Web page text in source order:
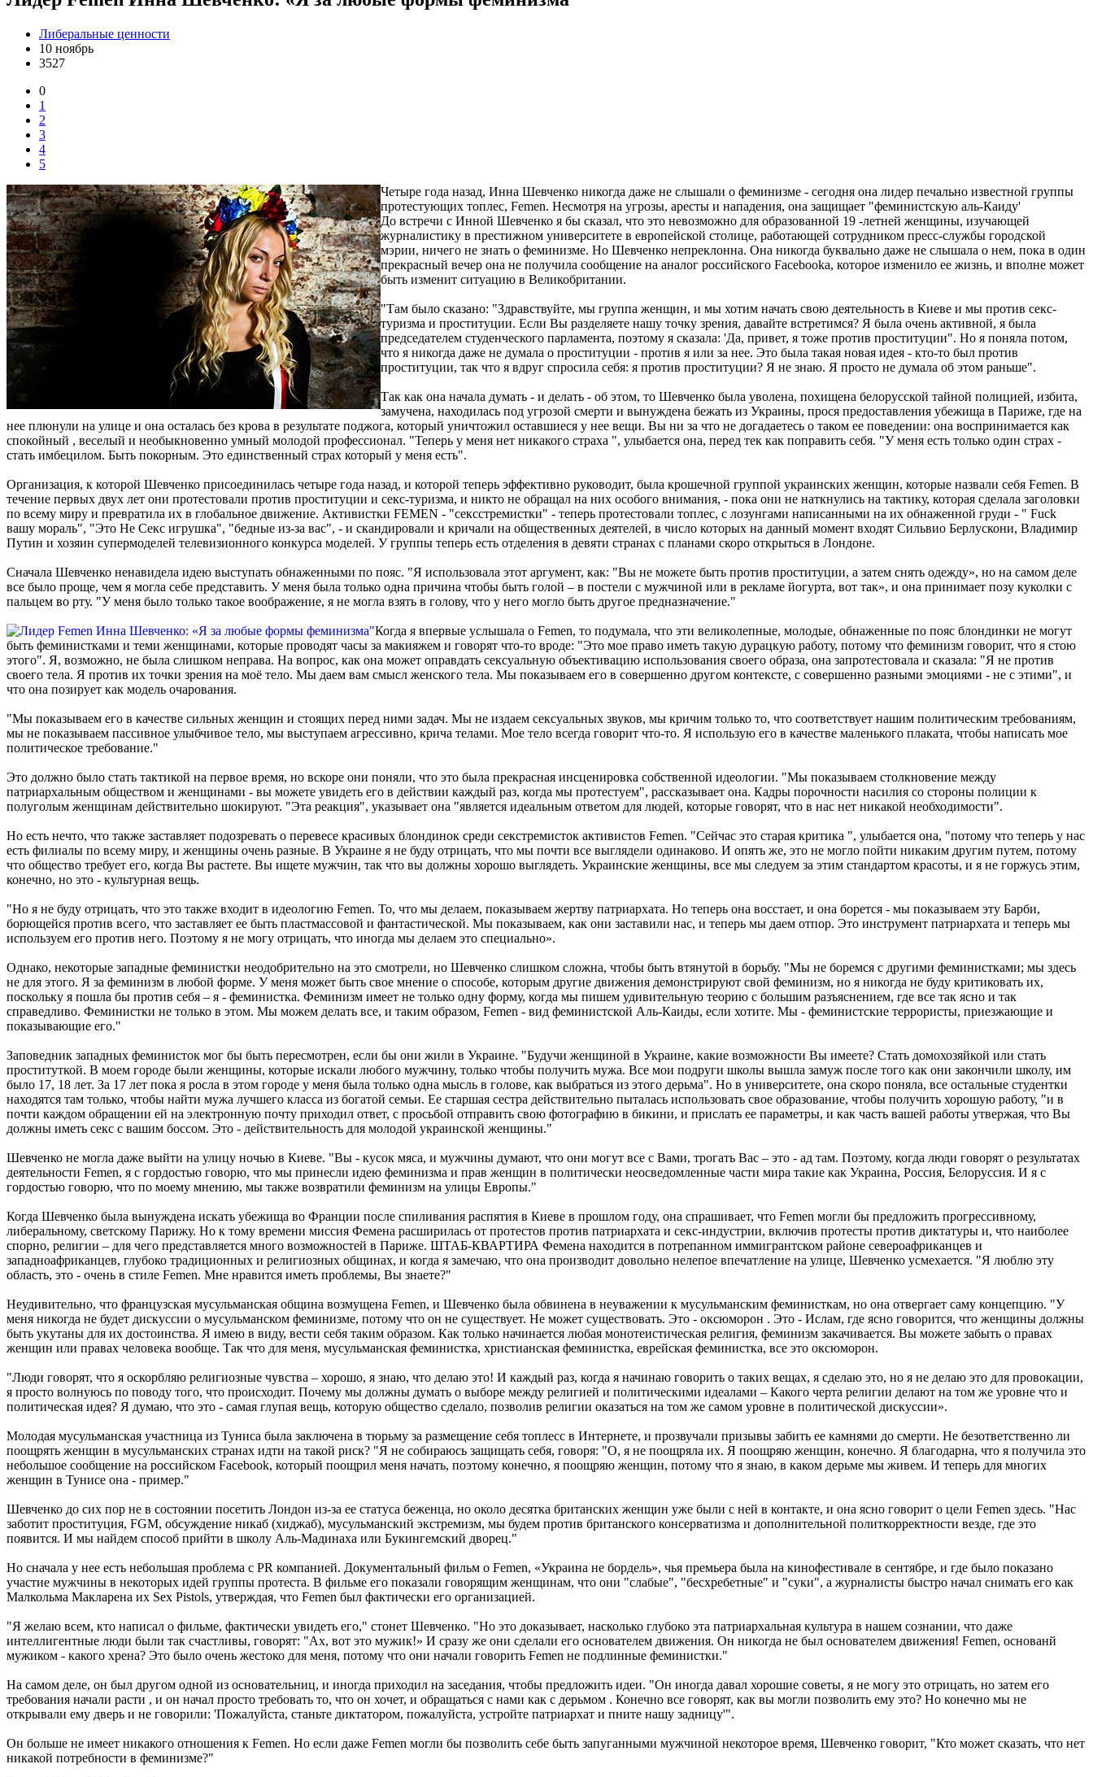
Либеральные ценности
10 ноябрь
3527
0
1
2
3
4
5
Четыре года назад, Инна Шевченко никогда даже не слышали о феминизме - сегодня она лидер печально известной группы
протестующих топлес, Femen. Несмотря на угрозы, аресты и нападения, она защищает "феминистскую аль-Каиду'
До встречи с Инной Шевченко я бы сказал, что это невозможно для образованной 19 -летней женщины, изучающей
журналистику в престижном университете в европейской столице, работающей сотрудником пресс-службы городской
мэрии, ничего не знать о феминизме. Но Шевченко непреклонна. Она никогда буквально даже не слышала о нем, пока в один
прекрасный вечер она не получила сообщение на аналог российского Facebookа, которое изменило ее жизнь, и вполне может
быть изменит ситуацию в Великобритании.
"Там было сказано: "Здравствуйте, мы группа женщин, и мы хотим начать свою деятельность в Киеве и мы против секс-
туризма и проституции. Если Вы разделяете нашу точку зрения, давайте встретимся? Я была очень активной, я была
председателем студенческого парламента, поэтому я сказала: 'Да, привет, я тоже против проституции". Но я поняла потом,
что я никогда даже не думала о проституции - против я или за нее. Это была такая новая идея - кто-то был против
проституции, так что я вдруг спросила себя: я против проституции? Я не знаю. Я просто не думала об этом раньше".
Так как она начала думать - и делать - об этом, то Шевченко была уволена, похищена белорусской тайной полицией, избита,
замучена, находилась под угрозой смерти и вынуждена бежать из Украины, прося предоставления убежища в Париже, где на
нее плюнули на улице и она осталась без крова в результате поджога, который уничтожил оставшиеся у нее вещи. Вы ни за что не догадаетесь о таком ее поведении: она воспринимается как
спокойный , веселый и необыкновенно умный молодой профессионал. "Теперь у меня нет никакого страха ", улыбается она, перед тек как поправить себя. "У меня есть только один страх -
стать имбецилом. Быть покорным. Это единственный страх который у меня есть".
Организация, к которой Шевченко присоединилась четыре года назад, и которой теперь эффективно руководит, была крошечной группой украинских женщин, которые назвали себя Femen. В
течение первых двух лет они протестовали против проституции и секс-туризма, и никто не обращал на них особого внимания, - пока они не наткнулись на тактику, которая сделала заголовки
по всему миру и превратила их в глобальное движение. Активистки FEMEN - "сексстремистки" - теперь протестовали топлес, с лозунгами написанными на их обнаженной груди - " Fuck
вашу мораль", "Это Не Секс игрушка", "бедные из-за вас", - и скандировали и кричали на общественных деятелей, в число которых на данный момент входят Сильвио Берлускони, Владимир
Путин и хозяин супермоделей телевизионного конкурса моделей. У группы теперь есть отделения в девяти странах с планами скоро открыться в Лондоне.
Сначала Шевченко ненавидела идею выступать обнаженными по пояс. "Я использовала этот аргумент, как: "Вы не можете быть против проституции, а затем снять одежду», но на самом деле
все было проще, чем я могла себе представить. У меня была только одна причина чтобы быть голой – в постели с мужчиной или в рекламе йогурта, вот так», и она принимает позу куколки с
пальцем во рту. "У меня было только такое воображение, я не могла взять в голову, что у него могло быть другое предназначение."
Когда я впервые услышала о Femen, то подумала, что эти великолепные, молодые, обнаженные по пояс блондинки не могут
быть феминистками и теми женщинами, которые проводят часы за макияжем и говорят что-то вроде: "Это мое право иметь такую дурацкую работу, потому что феминизм говорит, что я стою
этого". Я, возможно, не была слишком неправа. На вопрос, как она может оправдать сексуальную объективацию использования своего образа, она запротестовала и сказала: "Я не против
своего тела. Я против их точки зрения на моё тело. Мы даем вам смысл женского тела. Мы показываем его в совершенно другом контексте, с совершенно разными эмоциями - не с этими", и
что она позирует как модель очарования.
"Мы показываем его в качестве сильных женщин и стоящих перед ними задач. Мы не издаем сексуальных звуков, мы кричим только то, что соответствует нашим политическим требованиям,
мы не показываем пассивное улыбчивое тело, мы выступаем агрессивно, крича телами. Мое тело всегда говорит что-то. Я использую его в качестве маленького плаката, чтобы написать мое
политическое требование."
Это должно было стать тактикой на первое время, но вскоре они поняли, что это была прекрасная инсценировка собственной идеологии. "Мы показываем столкновение между
патриархальным обществом и женщинами - вы можете увидеть его в действии каждый раз, когда мы протестуем", рассказывает она. Кадры порочности насилия со стороны полиции к
полуголым женщинам действительно шокируют. "Эта реакция", указывает она "является идеальным ответом для людей, которые говорят, что в нас нет никакой необходимости".
Но есть нечто, что также заставляет подозревать о перевесе красивых блондинок среди секстремисток активистов Femen. "Сейчас это старая критика ", улыбается она, "потому что теперь у нас
есть филиалы по всему миру, и женщины очень разные. В Украине я не буду отрицать, что мы почти все выглядели одинаково. И опять же, это не могло пойти никаким другим путем, потому
что общество требует его, когда Вы растете. Вы ищете мужчин, так что вы должны хорошо выглядеть. Украинские женщины, все мы следуем за этим стандартом красоты, и я не горжусь этим,
конечно, но это - культурная вещь.
"Но я не буду отрицать, что это также входит в идеологию Femen. То, что мы делаем, показываем жертву патриархата. Но теперь она восстает, и она борется - мы показываем эту Барби,
борющейся против всего, что заставляет ее быть пластмассовой и фантастической. Мы показываем, как они заставили нас, и теперь мы даем отпор. Это инструмент патриархата и теперь мы
используем его против него. Поэтому я не могу отрицать, что иногда мы делаем это специально».
Однако, некоторые западные феминистки неодобрительно на это смотрели, но Шевченко слишком сложна, чтобы быть втянутой в борьбу. "Мы не боремся с другими феминистками; мы здесь
не для этого. Я за феминизм в любой форме. У меня может быть свое мнение о способе, которым другие движения демонстрируют свой феминизм, но я никогда не буду критиковать их,
поскольку я пошла бы против себя – я - феминистка. Феминизм имеет не только одну форму, когда мы пишем удивительную теорию с большим разъяснением, где все так ясно и так
справедливо. Феминистки не только в этом. Мы можем делать все, и таким образом, Femen - вид феминистской Аль-Каиды, если хотите. Мы - феминистские террористы, приезжающие и
показывающие его."
Заповедник западных феминисток мог бы быть пересмотрен, если бы они жили в Украине. "Будучи женщиной в Украине, какие возможности Вы имеете? Стать домохозяйкой или стать
проституткой. В моем городе были женщины, которые искали любого мужчину, только чтобы получить мужа. Все мои подруги школы вышла замуж после того как они закончили школу, им
было 17, 18 лет. За 17 лет пока я росла в этом городе у меня была только одна мысль в голове, как выбраться из этого дерьма". Но в университете, она скоро поняла, все остальные студентки
находятся там только, чтобы найти мужа лучшего класса из богатой семьи. Ее старшая сестра действительно пыталась использовать свое образование, чтобы получить хорошую работу, "и в
почти каждом обращении ей на электронную почту приходил ответ, с просьбой отправить свою фотографию в бикини, и прислать ее параметры, и как часть вашей работы утвержая, что Вы
должны иметь секс с вашим боссом. Это - действительность для молодой украинской женщины."
Шевченко не могла даже выйти на улицу ночью в Киеве. "Вы - кусок мяса, и мужчины думают, что они могут все с Вами, трогать Вас – это - ад там. Поэтому, когда люди говорят о результатах
деятельности Femen, я с гордостью говорю, что мы принесли идею феминизма и прав женщин в политически неосведомленные части мира такие как Украина, Россия, Белоруссия. И я с
гордостью говорю, что по моему мнению, мы также возвратили феминизм на улицы Европы."
Когда Шевченко была вынуждена искать убежища во Франции после спиливания распятия в Киеве в прошлом году, она спрашивает, что Femen могли бы предложить прогрессивному,
либеральному, светскому Парижу. Но к тому времени миссия Фемена расширилась от протестов против патриархата и секс-индустрии, включив протесты против диктатуры и, что наиболее
спорно, религии – для чего представляется много возможностей в Париже. ШТАБ-КВАРТИРА Фемена находится в потрепанном иммигрантском районе североафриканцев и
западноафриканцев, глубоко традиционных и религиозных общинах, и когда я замечаю, что она производит довольно нелепое впечатление на улице, Шевченко усмехается. "Я люблю эту
область, это - очень в стиле Femen. Мне нравится иметь проблемы, Вы знаете?"
Неудивительно, что французская мусульманская община возмущена Femen, и Шевченко была обвинена в неуважении к мусульманским феминисткам, но она отвергает саму концепцию. "У
меня никогда не будет дискуссии о мусульманском феминизме, потому что он не существует. Не может существовать. Это - оксюморон . Это - Ислам, где ясно говорится, что женщины должны
быть укутаны для их достоинства. Я имею в виду, вести себя таким образом. Как только начинается любая монотеистическая религия, феминизм закачивается. Вы можете забыть о правах
женщин или правах человека вообще. Так что для меня, мусульманская феминистка, христианская феминистка, еврейская феминистка, все это оксюморон.
"Люди говорят, что я оскорбляю религиозные чувства – хорошо, я знаю, что делаю это! И каждый раз, когда я начинаю говорить о таких вещах, я сделаю это, но я не делаю это для провокации,
я просто волнуюсь по поводу того, что происходит. Почему мы должны думать о выборе между религией и политическими идеалами – Какого черта религии делают на том же уровне что и
политическая идея? Я думаю, что это - самая глупая вещь, которую общество сделало, позволив религии оказаться на том же самом уровне в политической дискуссии».
Молодая мусульманская участница из Туниса была заключена в тюрьму за размещение себя топлесс в Интернете, и прозвучали призывы забить ее камнями до смерти. Не безответственно ли
поощрять женщин в мусульманских странах идти на такой риск? "Я не собираюсь защищать себя, говоря: "О, я не поощряла их. Я поощряю женщин, конечно. Я благодарна, что я получила это
небольшое сообщение на российском Facebook, который поощрил меня начать, поэтому конечно, я поощряю женщин, потому что я знаю, в каком дерьме мы живем. И теперь для многих
женщин в Тунисе она - пример."
Шевченко до сих пор не в состоянии посетить Лондон из-за ее статуса беженца, но около десятка британских женщин уже были с ней в контакте, и она ясно говорит о цели Femen здесь. "Нас
заботит проституция, FGM, обсуждение никаб (хиджаб), мусульманский экстремизм, мы будем против британского консерватизма и дополнительной политкорректности везде, где это
появится. И мы найдем способ прийти в школу Аль-Мадинаха или Букингемский дворец."
Но сначала у нее есть небольшая проблема с PR компанией. Документальный фильм о Femen, «Украина не бордель», чья премьера была на кинофестивале в сентябре, и где было показано
участие мужчины в некоторых идей группы протеста. В фильме его показали говорящим женщинам, что они "слабые", "бесхребетные" и "суки", а журналисты быстро начал снимать его как
Малкольма Макларена их Sex Pistols, утверждая, что Femen был фактически его организацией.
"Я желаю всем, кто написал о фильме, фактически увидеть его," стонет Шевченко. "Но это доказывает, насколько глубоко эта патриархальная культура в нашем сознании, что даже
интеллигентные люди были так счастливы, говорят: "Ах, вот это мужик!» И сразу же они сделали его основателем движения. Он никогда не был основателем движения! Femen, основанй
мужиком - какого хрена? Это было очень жестоко для меня, потому что они начали говорить Femen не подлинные феминистки."
На самом деле, он был другом одной из основательниц, и иногда приходил на заседания, чтобы предложить идеи. "Он иногда давал хорошие советы, я не могу это отрицать, но затем его
требования начали расти , и он начал просто требовать то, что он хочет, и обращаться с нами как с дерьмом . Конечно все говорят, как вы могли позволить ему это? Но конечно мы не
открывали ему дверь и не говорили: 'Пожалуйста, станьте диктатором, пожалуйста, устройте патриархат и пните нашу задницу'".
Он больше не имеет никакого отношения к Femen. Но если даже Femen могли бы позволить себе быть запуганными мужчиной некоторое время, Шевченко говорит, "Кто может сказать, что нет
никакой потребности в феминизме?"